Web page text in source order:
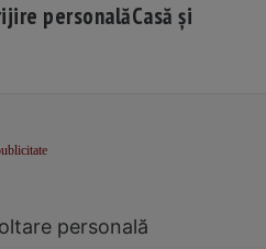
personalăCasă și
personală